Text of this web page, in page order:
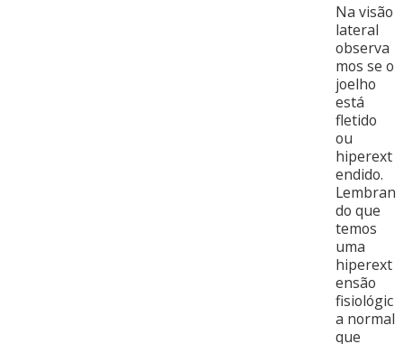
Na visão
lateral
observa
mos se o
joelho
está
fletido
ou
hiperext
endido.
Lembran
do que
temos
uma
hiperext
ensão
fisiológic
a normal
que